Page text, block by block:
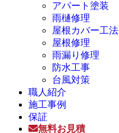
アパート塗装
雨樋修理
屋根カバー工法
屋根修理
雨漏り修理
防水工事
台風対策
職人紹介
施工事例
保証
無料お見積